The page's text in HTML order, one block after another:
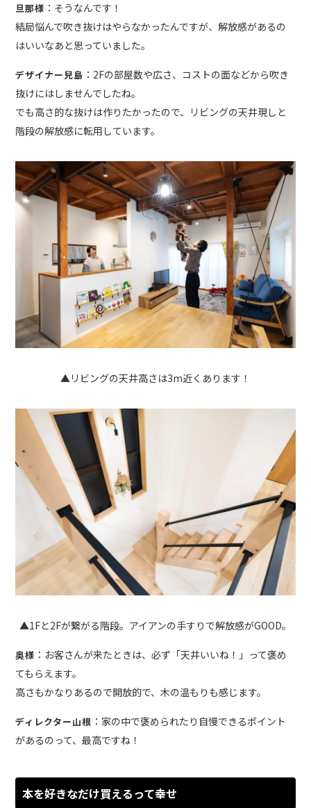
旦那様 ：そうなんです！
結局悩んで吹き抜けはやらなかったんですが、解放感があるの
はいいなあと思っていました。
デザイナー兒島 ：2Fの部屋数や広さ、コストの面などから吹き
抜けにはしませんでしたね。
でも高さ的な抜けは作りたかったので、リビングの天井現しと
階段の解放感に転用しています。
▲リビングの天井高さは3m近くあります！
▲1Fと2Fが繋がる階段。アイアンの手すりで解放感がGOOD。
奥様 ：お客さんが来たときは、必ず「天井いいね！」って褒め
てもらえます。
高さもかなりあるので開放的で、木の温もりも感じます。
ディレクター山根 ：家の中で褒められたり自慢できるポイント
があるのって、最高ですね！
本を好きなだけ買えるって幸せ